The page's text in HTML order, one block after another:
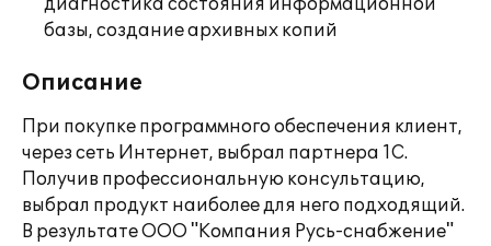
диагностика состояния информационной
базы, создание архивных копий
Описание
При покупке программного обеспечения клиент,
через сеть Интернет, выбрал партнера 1С.
Получив профессиональную консультацию,
выбрал продукт наиболее для него подходящий.
В результате ООО "Компания Русь-снабжение"